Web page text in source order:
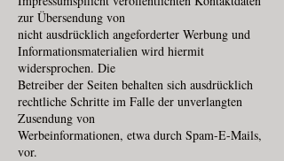
zur Übersendung von
nicht ausdrücklich angeforderter Werbung und
Informationsmaterialien wird hiermit
widersprochen. Die
Betreiber der Seiten behalten sich ausdrücklich
rechtliche Schritte im Falle der unverlangten
Zusendung von
Werbeinformationen, etwa durch Spam-E-Mails,
vor.